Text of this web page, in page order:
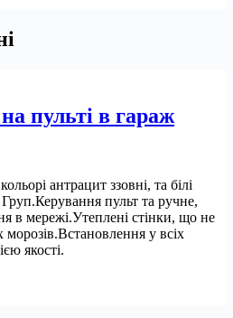
пульті в гараж
антрацит ззовні, та білі
пульт та ручне,
в мережі.Утеплені стінки, що не
морозів.Встановлення у всіх
якості.